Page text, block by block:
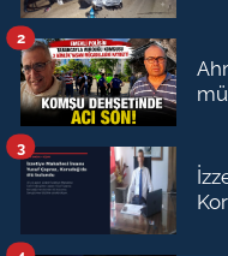
2
3